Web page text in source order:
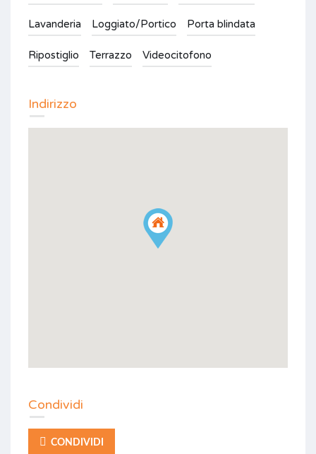
Lavanderia Loggiato/Portico Porta blindata
Ripostiglio Terrazzo Videocitofono
Indirizzo
Condividi
CONDIVIDI